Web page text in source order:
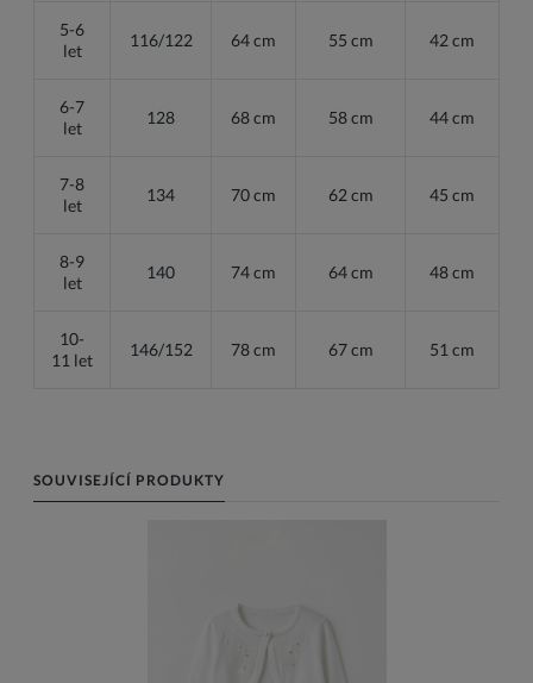
5-6
let
116/122 64 cm 55 cm 42 cm
6-7
let
128 68 cm 58 cm 44 cm
7-8
let
134 70 cm 62 cm 45 cm
8-9
let
140 74 cm 64 cm 48 cm
10-
11 let
146/152 78 cm 67 cm 51 cm
SOUVISEJÍCÍ PRODUKTY